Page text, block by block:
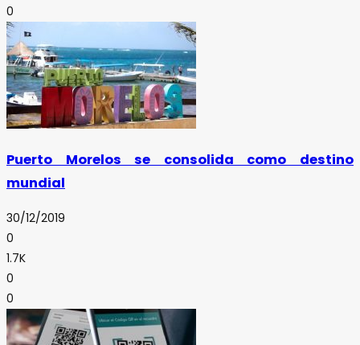
0
Puerto Morelos se consolida como destino
mundial
30/12/2019
0
1.7K
0
0